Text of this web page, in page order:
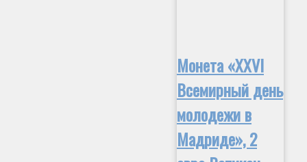
Монета «XXVI
Всемирный день
молодежи в
Мадриде», 2